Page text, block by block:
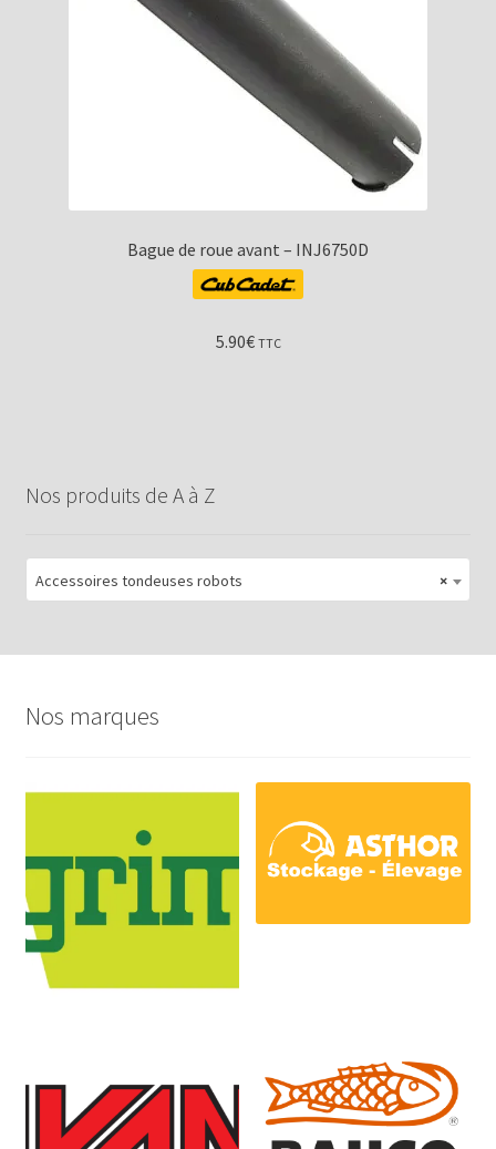
Bague de roue avant – INJ6750D
5.90€ TTC
Nos produits de A à Z
×
Accessoires tondeuses robots
Nos marques